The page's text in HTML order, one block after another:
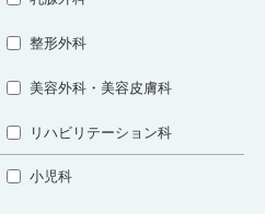
整形外科
美容外科・美容皮膚科
リハビリテーション科
小児科